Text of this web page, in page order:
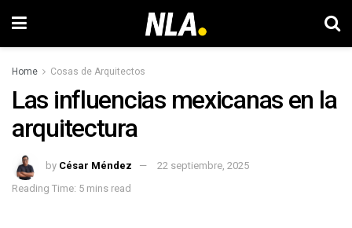
Home Cosas de Arquitectos
Las influencias mexicanas en la
arquitectura
by César Méndez
22 septiembre, 2025
Reading Time: 5 mins read